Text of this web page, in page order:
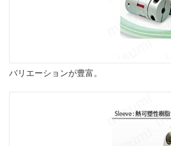
バリエーションが豊富。